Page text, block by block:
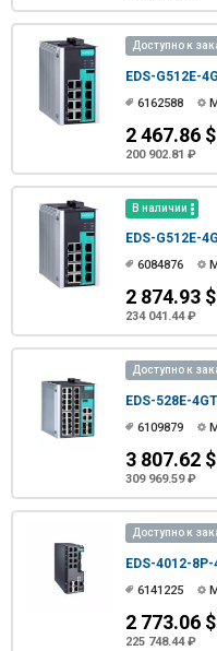
Доступно к
EDS-G512E-
6162588
2 467.86 $
200 902.81 ₽
В наличии
EDS-G512E-
6084876
2 874.93 $
234 041.44 ₽
Доступно к
EDS-528E-
6109879
3 807.62 $
309 969.59 ₽
Доступно к
EDS-4012-
6141225
2 773.06 $
225 748.44 ₽